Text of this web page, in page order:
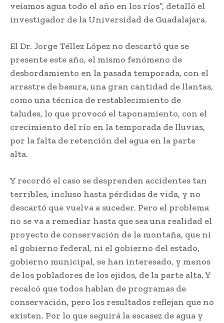
veíamos agua todo el año en los ríos”, detalló el
investigador de la Universidad de Guadalajara.
El Dr. Jorge Téllez López no descartó que se
presente este año, el mismo fenómeno de
desbordamiento en la pasada temporada, con el
arrastre de basura, una gran cantidad de llantas,
como una técnica de restablecimiento de
taludes, lo que provocó el taponamiento, con el
crecimiento del río en la temporada de lluvias,
por la falta de retención del agua en la parte
alta.
Y recordó el caso se desprenden accidentes tan
terribles, incluso hasta pérdidas de vida, y no
descartó que vuelva a suceder. Pero el problema
no se va a remediar hasta que sea una realidad el
proyecto de conservación de la montaña, que ni
el gobierno federal, ni el gobierno del estado,
gobierno municipal, se han interesado, y menos
de los pobladores de los ejidos, de la parte alta. Y
recalcó que todos hablan de programas de
conservación, pero los resultados reflejan que no
existen. Por lo que seguirá la escasez de agua y